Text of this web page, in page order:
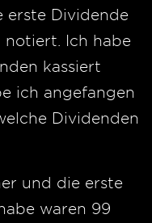
erste Dividende
notiert. Ich habe
kassiert
ich angefangen
Dividenden
und die erste
waren 99